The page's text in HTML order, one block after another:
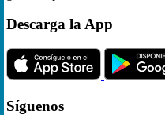
Descarga la App
Síguenos